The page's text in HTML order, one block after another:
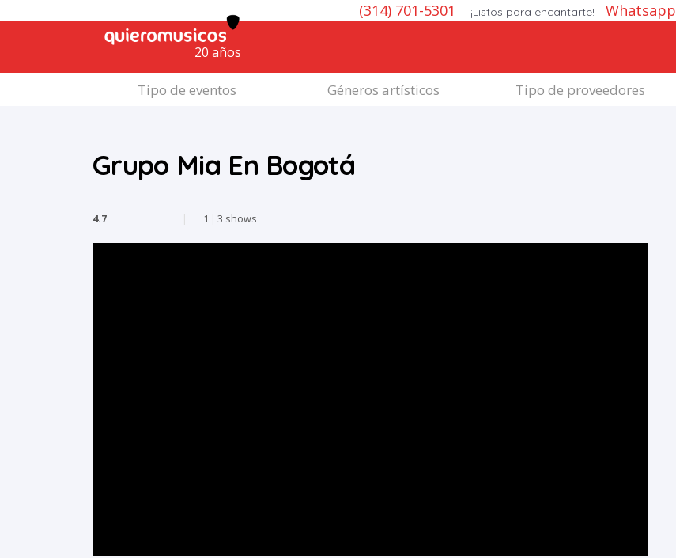
(314) 701-5301 ¡Listos para encantarte! Whatsapp
20 años
Tipo de eventos Géneros artísticos Tipo de proveedores
Grupo Mia En Bogotá
4.7 | 1 | 3 shows